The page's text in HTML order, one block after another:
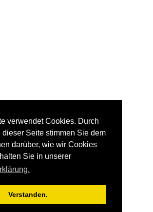
verwendet Cookies. Durch
Seite stimmen Sie dem
darüber, wie wir Cookies
Sie in unserer
Verstanden.